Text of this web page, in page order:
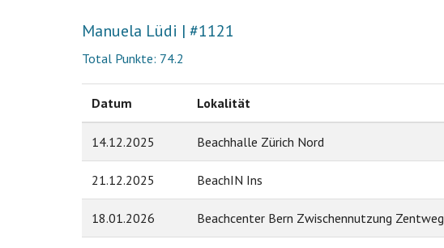
Manuela Lüdi | #1121
Total Punkte: 74.2
Datum Lokalität
14.12.2025 Beachhalle Zürich Nord
21.12.2025 BeachIN Ins
18.01.2026 Beachcenter Bern Zwischennutzung Zentweg